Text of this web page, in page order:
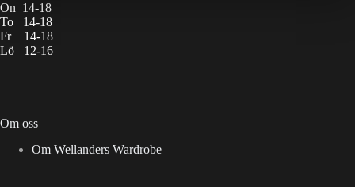
On 14-18
To 14-18
Fr 14-18
Lö 12-16
Om oss
Om Wellanders Wardrobe